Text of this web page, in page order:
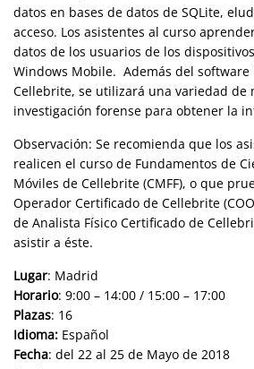
datos en bases de datos de SQLite,
acceso. Los asistentes al curso
datos de los usuarios de los
Windows Mobile. Además del software
Cellebrite, se utilizará una variedad de
investigación forense para obtener la
Observación: Se recomienda que los
realicen el curso de Fundamentos de
Móviles de Cellebrite (CMFF), o que
Operador Certificado de Cellebrite
de Analista Físico Certificado de
asistir a éste.
Lugar: Madrid
Horario: 9:00 – 14:00 / 15:00 – 17:00
Plazas: 16
Idioma: Español
Fecha: del 22 al 25 de Mayo de 2018